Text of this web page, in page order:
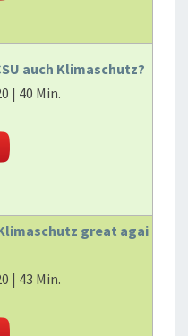
auch Klimaschutz?
| 40 Min.
great agai
| 43 Min.